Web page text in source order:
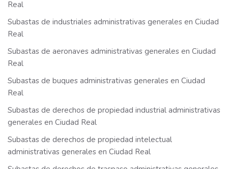
Real
Subastas de industriales administrativas generales en Ciudad
Real
Subastas de aeronaves administrativas generales en Ciudad
Real
Subastas de buques administrativas generales en Ciudad
Real
Subastas de derechos de propiedad industrial administrativas
generales en Ciudad Real
Subastas de derechos de propiedad intelectual
administrativas generales en Ciudad Real